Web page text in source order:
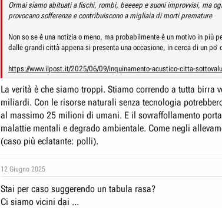
Ormai siamo abituati a fischi, rombi, beeeep e suoni improvvisi, ma
provocano sofferenze e contribuiscono a migliaia di morti premature
Non so se è una notizia o meno, ma probabilmente è un motivo in più
dalle grandi città appena si presenta una occasione, in cerca di un po'
https://www.ilpost.it/2025/06/09/inquinamento-acustico-citta-
La verità è che siamo troppi. Stiamo correndo a tutta birra
miliardi. Con le risorse naturali senza tecnologia
al massimo 25 milioni di umani. E il sovraffollamento
malattie mentali e degrado ambientale. Come negli
(caso più eclatante: polli).
12 Giugno 2025
Stai per caso suggerendo un tabula rasa?
Ci siamo vicini dai ...